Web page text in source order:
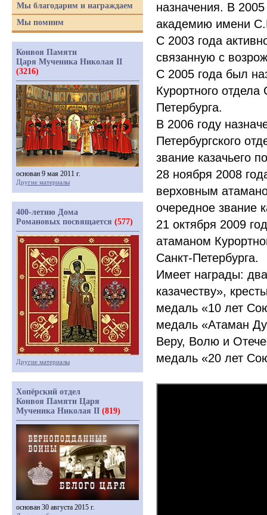
назначения. В
академию имени
С 2003 года
связанную с
С 2005 года был
Курортного отдела
Петербурга.
В 2006 году
Петербургского
звание казачьего
28 ноября 2008
верховным
очередное звание
21 октября 2009
атаманом
Санкт-Петербурга.
Имеет награды:
казачеству»,
медаль «10 лет
медаль «Атаман
Веру, Волю и
медаль «20 лет
Мы благодарим и награждаем
Мы помним
Конвоя Памяти
Царя Мученика Николая II
(3216)
основан 9 мая 2011 г.
Другие материалы
400-летию Дома
Романовых посвящается (577)
Другие материалы
Хопёрский отдел
Конвоя Памяти Царя
Мученика Николая II (819)
основан 30 августа 2015 г.